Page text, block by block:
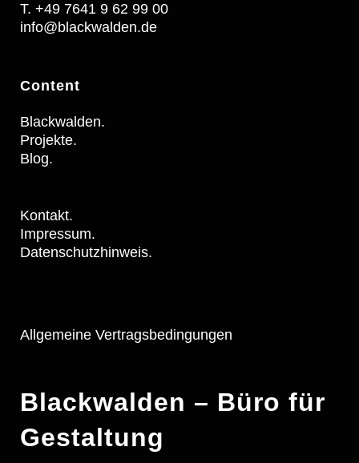
T. +49 7641 9 62 99 00
info@blackwalden.de
Content
Blackwalden.
Projekte.
Blog.
Kontakt.
Impressum.
Datenschutzhinweis.
Allgemeine Vertragsbedingungen
Blackwalden – Büro für
Gestaltung